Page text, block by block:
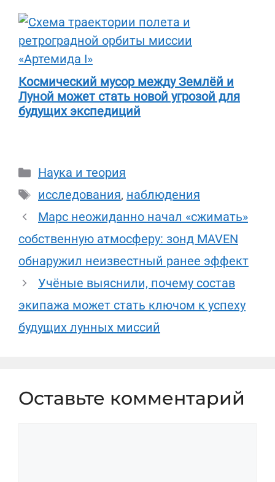
Космический мусор между Землёй и
Луной может стать новой угрозой для
будущих экспедиций
Рубрики
Наука и теория
Метки
исследования, наблюдения
Марс неожиданно начал «сжимать»
собственную атмосферу: зонд MAVEN
обнаружил неизвестный ранее эффект
Учёные выяснили, почему состав
экипажа может стать ключом к успеху
будущих лунных миссий
Оставьте комментарий